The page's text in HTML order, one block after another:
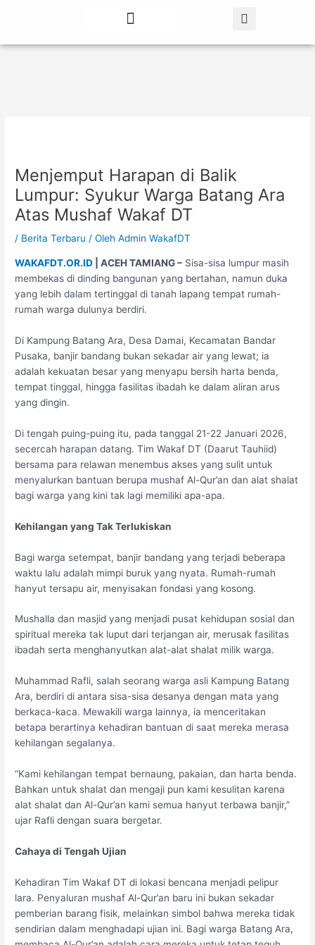
Menjemput Harapan di Balik
Lumpur: Syukur Warga Batang Ara
Atas Mushaf Wakaf DT
/ Berita Terbaru / OlehAdmin WakafDT
WAKAFDT.OR.ID | ACEH TAMIANG – Sisa-sisa lumpur masih
membekas di dinding bangunan yang bertahan, namun duka
yang lebih dalam tertinggal di tanah lapang tempat rumah-
rumah warga dulunya berdiri.
Di Kampung Batang Ara, Desa Damai, Kecamatan Bandar
Pusaka, banjir bandang bukan sekadar air yang lewat; ia
adalah kekuatan besar yang menyapu bersih harta benda,
tempat tinggal, hingga fasilitas ibadah ke dalam aliran arus
yang dingin.
Di tengah puing-puing itu, pada tanggal 21-22 Januari 2026,
secercah harapan datang. Tim Wakaf DT (Daarut Tauhiid)
bersama para relawan menembus akses yang sulit untuk
menyalurkan bantuan berupa mushaf Al-Qur’an dan alat shalat
bagi warga yang kini tak lagi memiliki apa-apa.
Kehilangan yang Tak Terlukiskan
Bagi warga setempat, banjir bandang yang terjadi beberapa
waktu lalu adalah mimpi buruk yang nyata. Rumah-rumah
hanyut tersapu air, menyisakan fondasi yang kosong.
Mushalla dan masjid yang menjadi pusat kehidupan sosial dan
spiritual mereka tak luput dari terjangan air, merusak fasilitas
ibadah serta menghanyutkan alat-alat shalat milik warga.
Muhammad Rafli, salah seorang warga asli Kampung Batang
Ara, berdiri di antara sisa-sisa desanya dengan mata yang
berkaca-kaca. Mewakili warga lainnya, ia menceritakan
betapa berartinya kehadiran bantuan di saat mereka merasa
kehilangan segalanya.
“Kami kehilangan tempat bernaung, pakaian, dan harta benda.
Bahkan untuk shalat dan mengaji pun kami kesulitan karena
alat shalat dan Al-Qur’an kami semua hanyut terbawa banjir,”
ujar Rafli dengan suara bergetar.
Cahaya di Tengah Ujian
Kehadiran Tim Wakaf DT di lokasi bencana menjadi pelipur
lara. Penyaluran mushaf Al-Qur’an baru ini bukan sekadar
pemberian barang fisik, melainkan simbol bahwa mereka tidak
sendirian dalam menghadapi ujian ini. Bagi warga Batang Ara,